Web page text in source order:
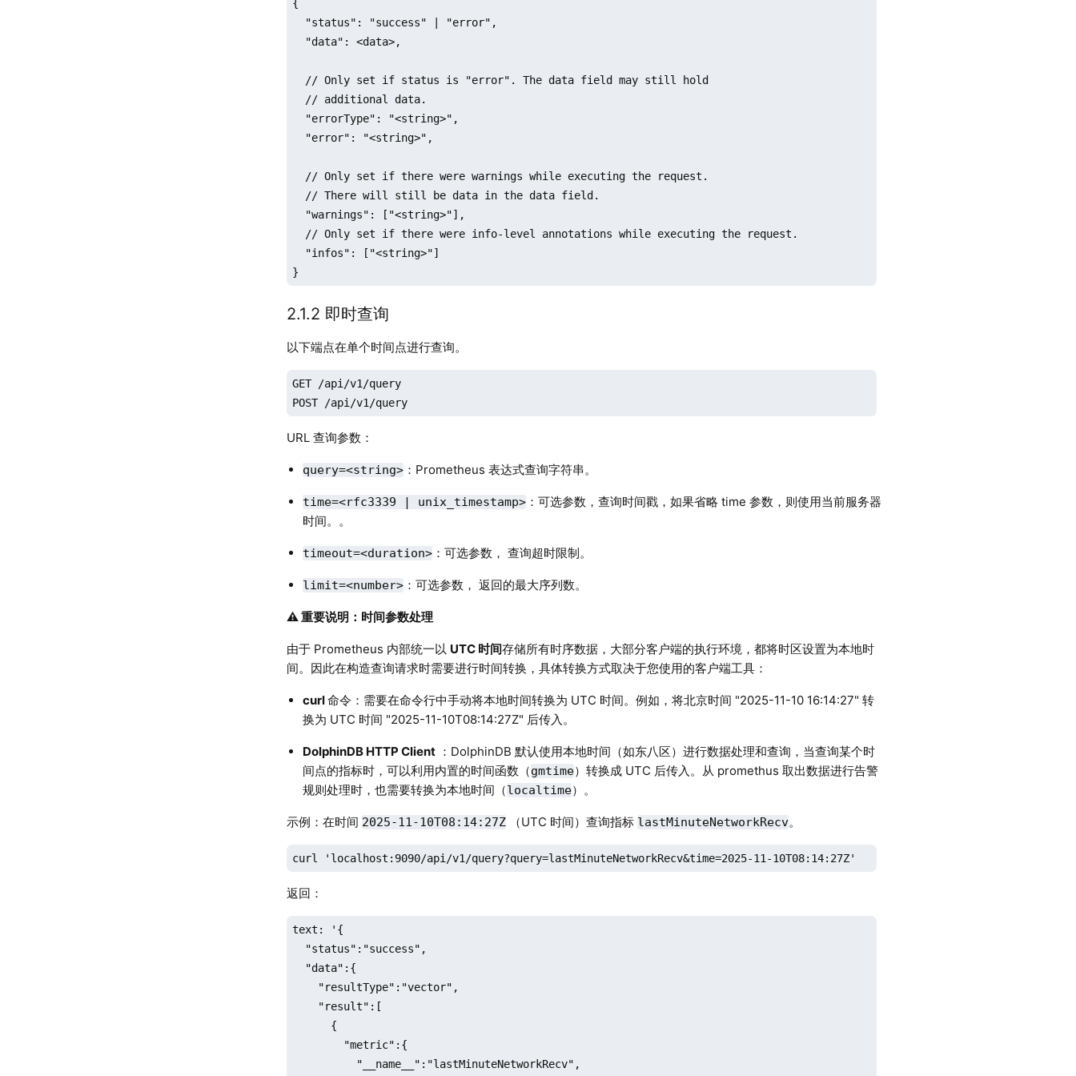
{
  "status": "success" | "error",
  "data": <data>,
  // Only set if status is "error". The data field may still hold
  // additional data.
  "errorType": "<string>",
  "error": "<string>",
  // Only set if there were warnings while executing the request.
  // There will still be data in the data field.
  "warnings": ["<string>"],
  // Only set if there were info-level annotations while executing the request.
  "infos": ["<string>"]
}
2.1.2 即时查询
以下端点在单个时间点进行查询。
GET /api/v1/query
POST /api/v1/query
URL 查询参数：
query=<string> ：Prometheus 表达式查询字符串。
time=<rfc3339 | unix_timestamp> ：可选参数，查询时间戳，如果省略 time 参数，则使用当前服务器
时间。。
timeout=<duration> ：可选参数， 查询超时限制。
limit=<number> ：可选参数， 返回的最大序列数。
⚠️ 重要说明：时间参数处理
由于 Prometheus 内部统一以 UTC 时间存储所有时序数据，大部分客户端的执行环境，都将时区设置为本地时
间。因此在构造查询请求时需要进行时间转换，具体转换方式取决于您使用的客户端工具：
curl命令：需要在命令行中手动将本地时间转换为 UTC 时间。例如，将北京时间 "2025-11-10 16:14:27" 转
换为 UTC 时间 "2025-11-10T08:14:27Z" 后传入。
DolphinDB HTTP Client ：DolphinDB 默认使用本地时间（如东八区）进行数据处理和查询，当查询某个时
间点的指标时，可以利用内置的时间函数（gmtime）转换成 UTC 后传入。从 promethus 取出数据进行告警
规则处理时，也需要转换为本地时间（localtime）。
示例：在时间 2025-11-10T08:14:27Z （UTC 时间）查询指标 lastMinuteNetworkRecv。
curl 'localhost:9090/api/v1/query?query=lastMinuteNetworkRecv&time=2025-11-10T08:14:27Z'
返回：
text: '{
  "status":"success",
  "data":{
    "resultType":"vector",
    "result":[
      {
        "metric":{
          "__name__":"lastMinuteNetworkRecv",